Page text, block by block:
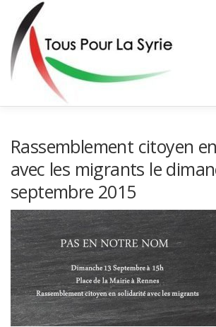
contenu
CONTACT
Rassemblement citoyen
avec les migrants le
septembre 2015